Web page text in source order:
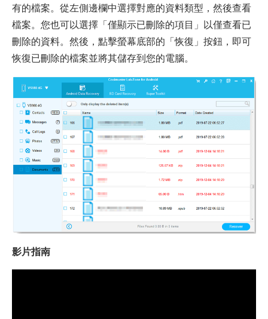
有的檔案。從左側邊欄中選擇對應的資料類型，然後查看
檔案。您也可以選擇「僅顯示已刪除的項目」以僅查看已
刪除的資料。然後，點擊螢幕底部的「恢復」按鈕，即可
恢復已刪除的檔案並將其儲存到您的電腦。
影片指南